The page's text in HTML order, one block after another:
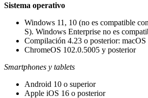
Sistema operativo
Windows 11, 10 (no es compatible
S). Windows Enterprise no es
Compilación 4.23 o posterior:
ChromeOS 102.0.5005 y posterior
Smartphones y tablets
Android 10 o superior
Apple iOS 16 o posterior